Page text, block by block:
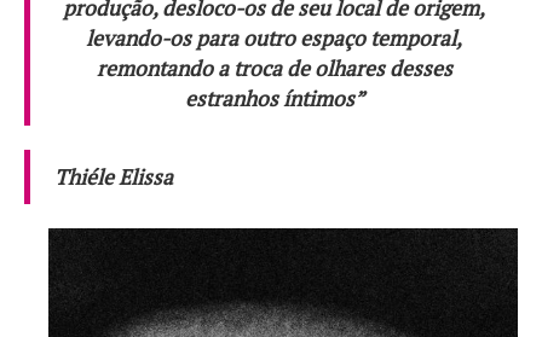
produção, desloco-os de seu local de origem,
levando-os para outro espaço temporal,
remontando a troca de olhares desses
estranhos íntimos”
Thiéle Elissa